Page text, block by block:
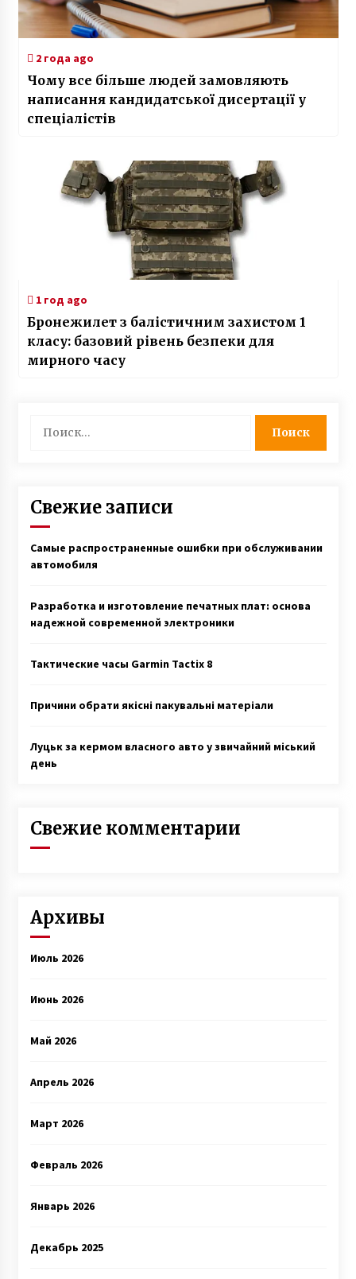
2 года ago
Чому все більше людей замовляють
написання кандидатської дисертації у
спеціалістів
1 год ago
Бронежилет з балістичним захистом 1
класу: базовий рівень безпеки для
мирного часу
Свежие записи
Самые распространенные ошибки при обслуживании
автомобиля
Разработка и изготовление печатных плат: основа
надежной современной электроники
Тактические часы Garmin Tactix 8
Причини обрати якісні пакувальні матеріали
Луцьк за кермом власного авто у звичайний міський
день
Свежие комментарии
Архивы
Июль 2026
Июнь 2026
Май 2026
Апрель 2026
Март 2026
Февраль 2026
Январь 2026
Декабрь 2025